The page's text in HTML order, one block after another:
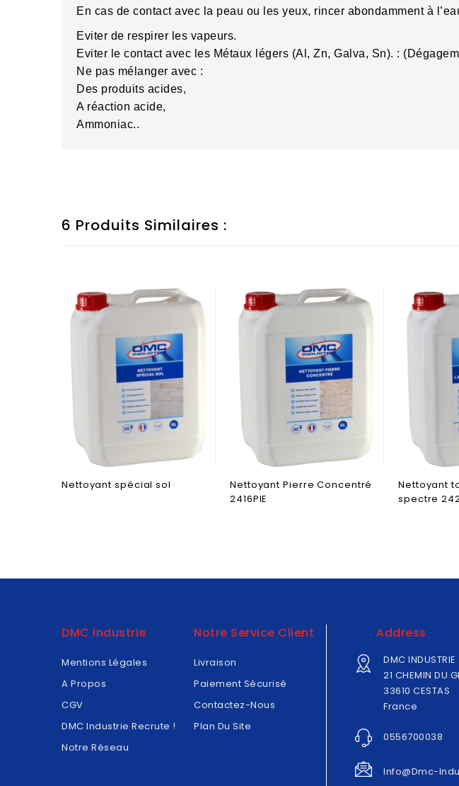
En cas de contact avec la peau ou les yeux, rincer abondamment à
Eviter de respirer les vapeurs.
Eviter le contact avec les Métaux légers (Al, Zn, Galva, Sn). :
Ne pas mélanger avec :
Des produits acides,
A réaction acide,
Ammoniac..
6 Produits Similaires :
Nettoyant spécial sol
Nettoyant Pierre Concentré
2416PIE
Nettoyant
spectre
DMC Industrie
Mentions Légales
A Propos
CGV
DMC Industrie Recrute !
Notre Réseau
Notre Service Client
Livraison
Paiement Sécurisé
Contactez-Nous
Plan Du Site
Address
DMC INDUSTRIE
21 CHEMIN DU
33610 CESTAS
France
0556700038
Info@dmc-